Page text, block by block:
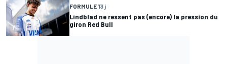
FORMULE 13 j
Lindblad ne ressent pas (encore) la pression du
giron Red Bull